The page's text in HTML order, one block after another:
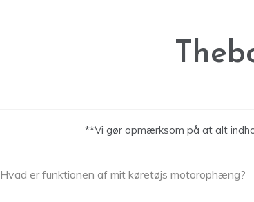
**Vi gør opmærksom på at alt
Hvad er funktionen af mit køretøjs motorophæng?